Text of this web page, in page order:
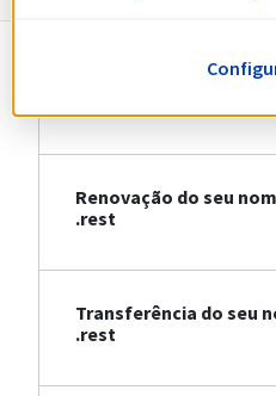
Registo do seu nome
Renovação do seu
.rest
Transferência do seu
.rest